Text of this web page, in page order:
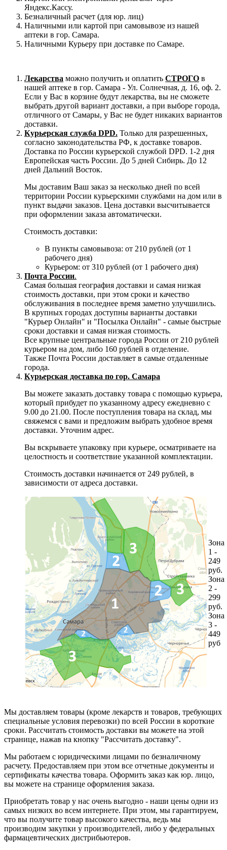
Яндекс.Кассу.
Безналичный расчет (для юр. лиц)
Наличными или картой при самовывозе из нашей
аптеки в гор. Самара.
Наличными Курьеру при доставке по Самаре.
Лекарства можно получить и оплатить СТРОГО в
нашей аптеке в гор. Самара - Ул. Солнечная, д. 16, оф. 2.
Если у Вас в корзине будут лекарства, вы не сможете
выбрать другой вариант доставки, а при выборе города,
отличного от Самары, у Вас не будет никаких вариантов
доставки.
Курьерская служба DPD. Только для разрешенных,
согласно законодательства РФ, к доставке товаров.
Доставка по России курьерской службой DPD. 1-2 дня
Европейская часть России. До 5 дней Сибирь. До 12
дней Дальний Восток.
Мы доставим Ваш заказ за несколько дней по всей
территории России курьерскими службами на дом или в
пункт выдачи заказов. Цена доставки высчитывается
при оформлении заказа автоматически.
Стоимость доставки:
В пункты самовывоза: от 210 рублей (от 1
рабочего дня)
Курьером: от 310 рублей (от 1 рабочего дня)
Почта России.
Самая большая география доставки и самая низкая
стоимость доставки, при этом сроки и качество
обслуживания в последнее время заметно улучшились.
В крупных городах доступны варианты доставки
"Курьер Онлайн" и "Посылка Онлайн" - самые быстрые
сроки доставки и самая низкая стоимость.
Все крупные центральные города России от 210 рублей
курьером на дом, либо 160 рублей в отделение.
Также Почта России доставляет в самые отдаленные
города.
Курьерская доставка по гор. Самара
Вы можете заказать доставку товара с помощью курьера,
который прибудет по указанному адресу ежедневно с
9.00 до 21.00. После поступления товара на склад, мы
свяжемся с вами и предложим выбрать удобное время
доставки. Уточним адрес.
Вы вскрываете упаковку при курьере, осматриваете на
целостность и соответствие указанной комплектации.
Стоимость доставки начинается от 249 рублей, в
зависимости от адреса доставки.
Зона
1 -
249
руб.
Зона
2 -
299
руб.
Зона
3 -
449
руб
Мы доставляем товары (кроме лекарств и товаров, требующих
специальные условия перевозки) по всей России в короткие
сроки. Рассчитать стоимость доставки вы можете на этой
странице, нажав на кнопку "Рассчитать доставку".
Мы работаем с юридическими лицами по безналичному
расчету. Предоставляем при этом все отчетные документы и
сертификаты качества товара. Оформить заказ как юр. лицо,
вы можете на странице оформления заказа.
Приобретать товар у нас очень выгодно - наши цены одни из
самых низких во всем интернете. При этом, мы гарантируем,
что вы получите товар высокого качества, ведь мы
производим закупки у производителей, либо у федеральных
фармацевтических дистрибьютеров.